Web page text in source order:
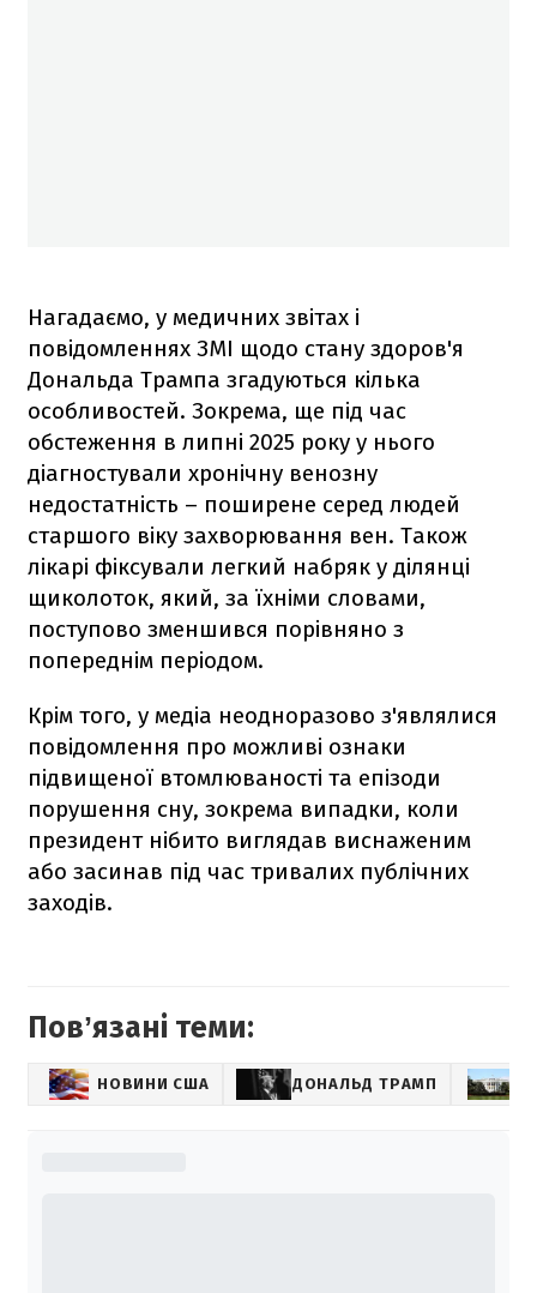
Нагадаємо, у медичних звітах і
повідомленнях ЗМІ щодо стану здоров'я
Дональда Трампа згадуються кілька
особливостей. Зокрема, ще під час
обстеження в липні 2025 року у нього
діагностували хронічну венозну
недостатність – поширене серед людей
старшого віку захворювання вен. Також
лікарі фіксували легкий набряк у ділянці
щиколоток, який, за їхніми словами,
поступово зменшився порівняно з
попереднім періодом.
Крім того, у медіа неодноразово з'являлися
повідомлення про можливі ознаки
підвищеної втомлюваності та епізоди
порушення сну, зокрема випадки, коли
президент нібито виглядав виснаженим
або засинав під час тривалих публічних
заходів.
Повʼязані теми:
НОВИНИ США ДОНАЛЬД ТРАМП